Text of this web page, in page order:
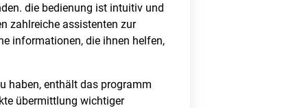
die bedienung ist intuitiv und
zahlreiche assistenten zur
informationen, die ihnen helfen,
haben, enthält das programm
übermittlung wichtiger